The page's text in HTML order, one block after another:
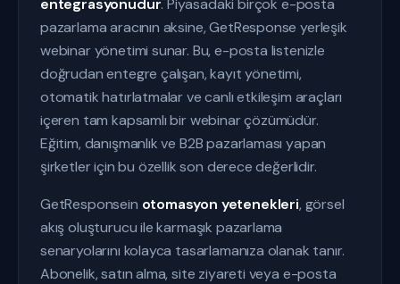
entegrasyonudur. Piyasadaki birçok e-posta
pazarlama aracının aksine, GetResponse yerleşik
webinar yönetimi sunar. Bu, e-posta listenizle
doğrudan entegre çalışan, kayıt yönetimi,
otomatik hatırlatmalar ve canlı etkileşim araçları
içeren tam kapsamlı bir webinar çözümüdür.
Eğitim, danışmanlık ve B2B pazarlaması yapan
şirketler için bu özellik son derece değerlidir.
GetResponsein otomasyon yetenekleri, görsel
akış oluşturucu ile karmaşık pazarlama
senaryolarını kolayca tasarlamanıza olanak tanır.
Abonelik, satın alma, site ziyareti veya e-posta